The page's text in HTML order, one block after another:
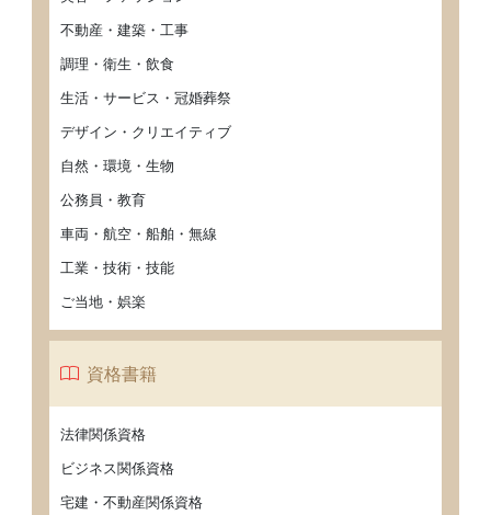
不動産・建築・工事
調理・衛生・飲食
生活・サービス・冠婚葬祭
デザイン・クリエイティブ
自然・環境・生物
公務員・教育
車両・航空・船舶・無線
工業・技術・技能
ご当地・娯楽
資格書籍
法律関係資格
ビジネス関係資格
宅建・不動産関係資格